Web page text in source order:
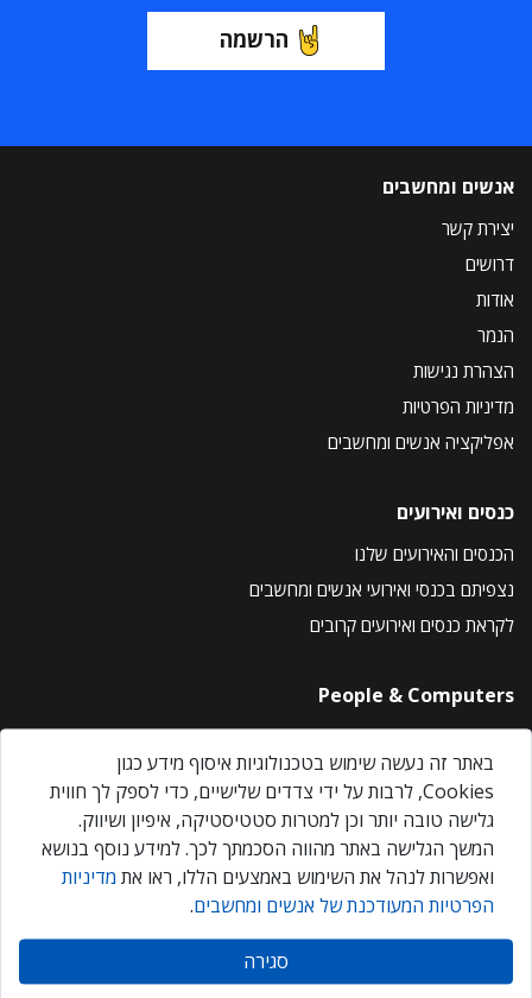
הרשמה
אנשים ומחשבים
יצירת קשר
דרושים
אודות
הנמר
הצהרת נגישות
מדיניות הפרטיות
אפליקציה אנשים ומחשבים
כנסים ואירועים
הכנסים והאירועים שלנו
נצפיתם בכנסי ואירועי אנשים ומחשבים
לקראת כנסים ואירועים קרובים
People & Computers
About Us
Privacy Policy
Contact Us
Our Events
אנשים ומחשבים © 2026 – כל הזכויות שמורות
באתר זה נעשה שימוש בטכנולוגיות איסוף מידע כגון
Cookies, לרבות על ידי צדדים שלישיים, כדי לספק לך חווית
גלישה טובה יותר וכן למטרות סטטיסטיקה, איפיון ושיווק.
המשך הגלישה באתר מהווה הסכמתך לכך. למידע נוסף בנושא
ואפשרות לנהל את השימוש באמצעים הללו, ראו את מדיניות
הפרטיות המעודכנת של אנשים ומחשבים.
סגירה